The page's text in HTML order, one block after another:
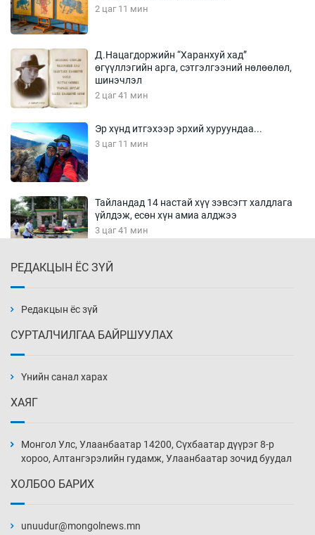
2 цаг 11 мин
Д.Нацагдоржийн “Харанхуй хад”
өгүүллэгийн арга, сэтгэлгээний нөлөөлөл,
шинэчлэл
2 цаг 41 мин
Эр хүнд итгэхээр эрхий хуруундаа...
3 цаг 11 мин
Тайландад 14 настай хүү зэвсэгт халдлага
үйлдэж, есөн хүн амиа алджээ
3 цаг 41 мин
4 цаг 41 мин
5 цаг 11 мин
5 цаг 41 мин
РЕДАКЦЫН ЁС ЗҮЙ
Редакцын ёс зүй
СУРТАЛЧИЛГАА БАЙРШУУЛАХ
Үнийн санал харах
ХАЯГ
Монгол Улс, Улаанбаатар 14200, Сүхбаатар дүүрэг 8-р
хороо, Алтангэрэлийн гудамж, Улаанбаатар зочид буудал
ХОЛБОО БАРИХ
unuudur@mongolnews.mn